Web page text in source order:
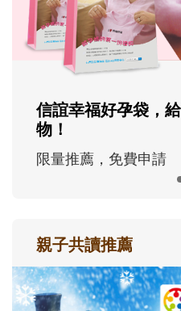
信誼幸福好孕袋，
物！
限量推薦，免費申請
親子共讀推薦